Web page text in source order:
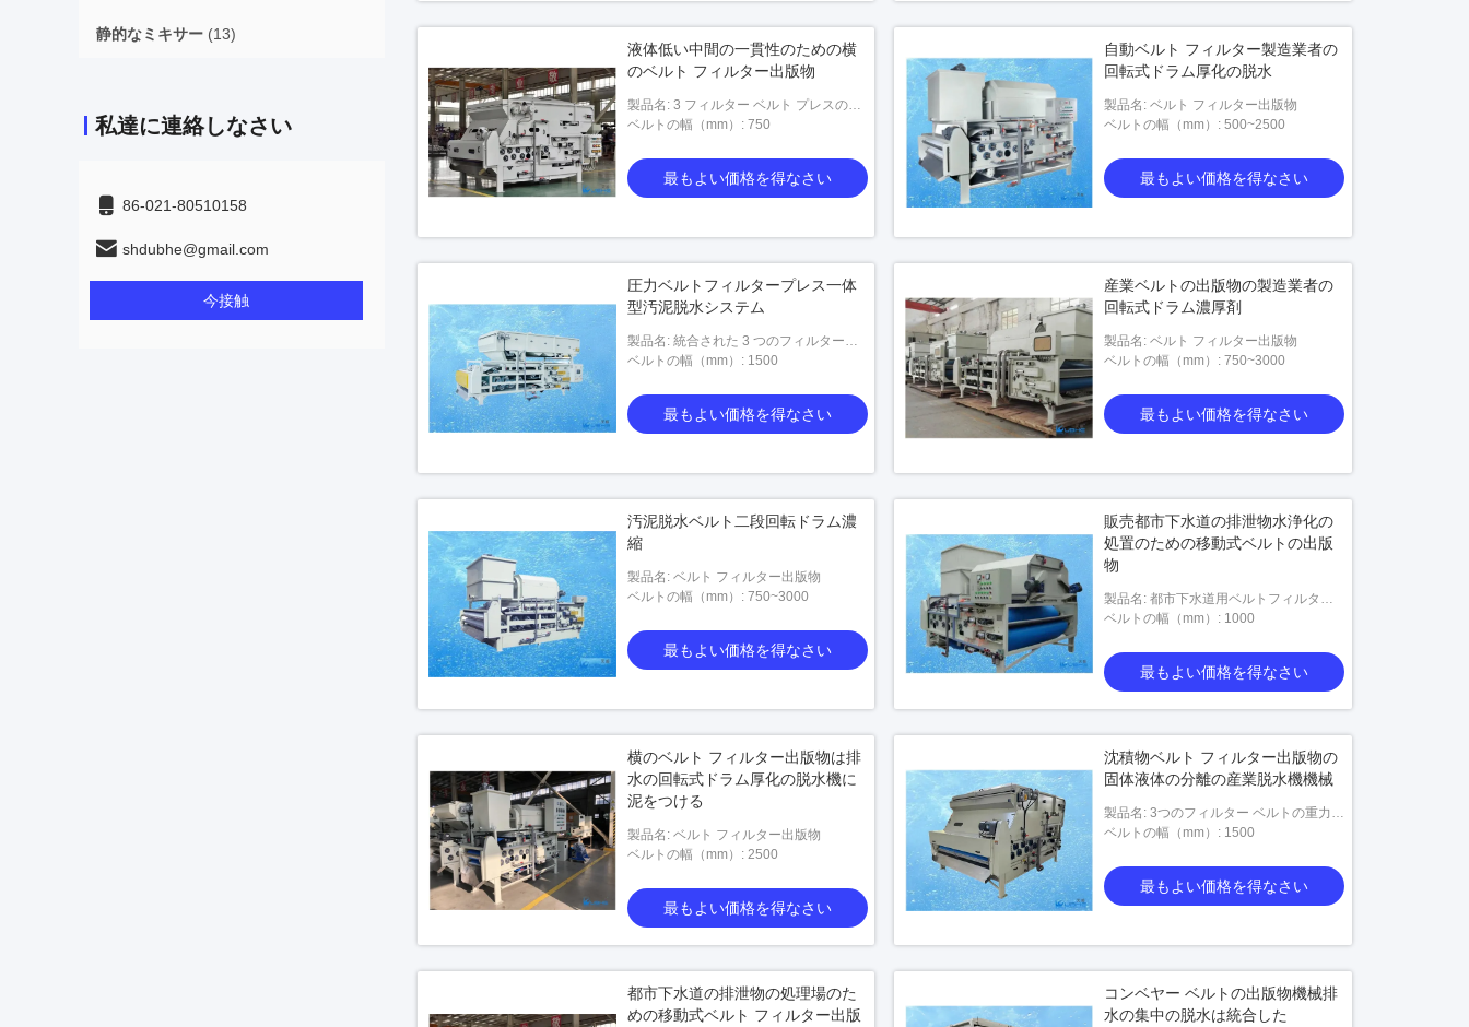
静的なミキサー (13)
私達に連絡しなさい
86-021-80510158
shdubhe@gmail.com
今接触
液体低い中間の一貫性のための横
のベルト フィルター出版物
製品名: 3 フィルター ベルト プレスの一
貫性
ベルトの幅（mm）: 750
最もよい価格を得なさい
自動ベルト フィルター製造業者の
回転式ドラム厚化の脱水
製品名: ベルト フィルター出版物
ベルトの幅（mm）: 500~2500
最もよい価格を得なさい
圧力ベルトフィルタープレス一体
型汚泥脱水システム
製品名: 統合された 3 つのフィルターベ
ルト重力ベルト
ベルトの幅（mm）: 1500
最もよい価格を得なさい
産業ベルトの出版物の製造業者の
回転式ドラム濃厚剤
製品名: ベルト フィルター出版物
ベルトの幅（mm）: 750~3000
最もよい価格を得なさい
汚泥脱水ベルト二段回転ドラム濃
縮
製品名: ベルト フィルター出版物
ベルトの幅（mm）: 750~3000
最もよい価格を得なさい
販売都市下水道の排泄物水浄化の
処置のための移動式ベルトの出版
物
製品名: 都市下水道用ベルトフィルター
プレス
ベルトの幅（mm）: 1000
最もよい価格を得なさい
横のベルト フィルター出版物は排
水の回転式ドラム厚化の脱水機に
泥をつける
製品名: ベルト フィルター出版物
ベルトの幅（mm）: 2500
最もよい価格を得なさい
沈積物ベルト フィルター出版物の
固体液体の分離の産業脱水機機械
製品名: 3つのフィルター ベルトの重力ベ
ルト
ベルトの幅（mm）: 1500
最もよい価格を得なさい
都市下水道の排泄物の処理場のた
めの移動式ベルト フィルター出版
コンベヤー ベルトの出版物機械排
水の集中の脱水は統合した